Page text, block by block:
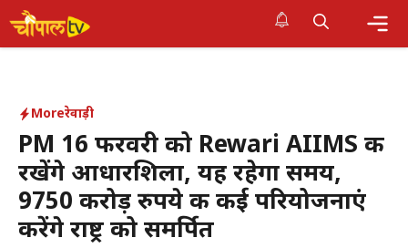
Skip
to
Moreरेवाड़ी
PM 16 फरवरी को Rewari AIIMS की
रखेंगे आधारशिला, यह रहेगा समय,
9750 करोड़ रुपये की कई परियोजनाएं
करेंगे राष्ट्र को समर्पित